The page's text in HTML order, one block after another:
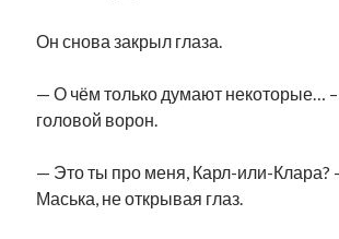
Он снова закрыл глаза.
— О чём только думают некоторые…
головой ворон.
— Это ты про меня, Карл-или-Клара?
Маська, не открывая глаз.